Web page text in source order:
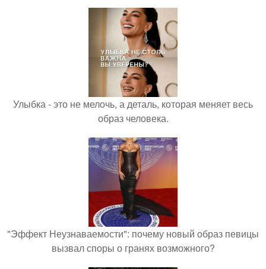
Улыбка - это не мелочь, а деталь, которая меняет весь
образ человека.
"Эффект Неузнаваемости": почему новый образ певицы
вызвал споры о гранях возможного?